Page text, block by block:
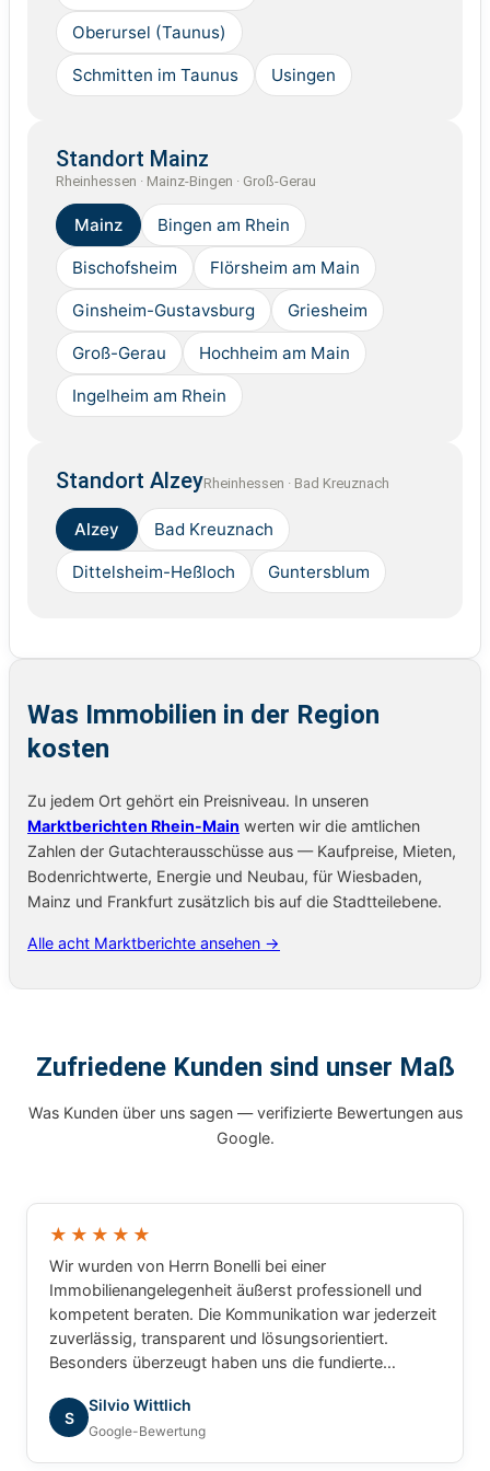
Oberursel (Taunus)
Schmitten im Taunus Usingen
Standort Mainz
Rheinhessen · Mainz-Bingen · Groß-Gerau
Mainz Bingen am Rhein
Bischofsheim Flörsheim am Main
Ginsheim-Gustavsburg Griesheim
Groß-Gerau Hochheim am Main
Ingelheim am Rhein
Standort AlzeyRheinhessen · Bad Kreuznach
Alzey Bad Kreuznach
Dittelsheim-Heßloch Guntersblum
Was Immobilien in der Region
kosten
Zu jedem Ort gehört ein Preisniveau. In unseren
Marktberichten Rhein-Main werten wir die amtlichen
Zahlen der Gutachterausschüsse aus — Kaufpreise, Mieten,
Bodenrichtwerte, Energie und Neubau, für Wiesbaden,
Mainz und Frankfurt zusätzlich bis auf die Stadtteilebene.
Alle acht Marktberichte ansehen →
Zufriedene Kunden sind unser Maß
Was Kunden über uns sagen — verifizierte Bewertungen aus
Google.
★★★★★
Wir wurden von Herrn Bonelli bei einer
Immobilienangelegenheit äußerst professionell und
kompetent beraten. Die Kommunikation war jederzeit
zuverlässig, transparent und lösungsorientiert.
Besonders überzeugt haben uns die fundierte
Anliegen und das sehr gute Verständnis für die
besonderen Anforderungen. Wir haben uns während
des gesamten Prozesses bestens betreut gefühlt
S
Silvio Wittlich
Google-Bewertung